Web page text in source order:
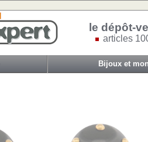
le dépôt-
articles
Bijoux et